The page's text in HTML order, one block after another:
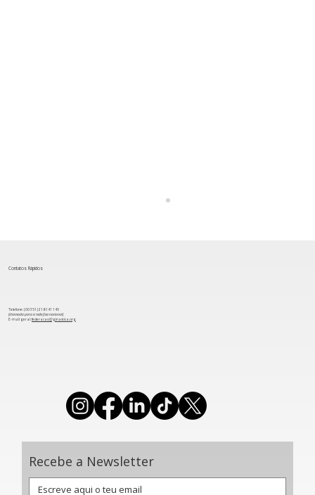
Recebe a Newsletter
Contatos Rápidos
Telefone: (00 351) 218 141 145
(chamada para a rede fixa nacional)
​E-mail geral:federacao@ginastica.org